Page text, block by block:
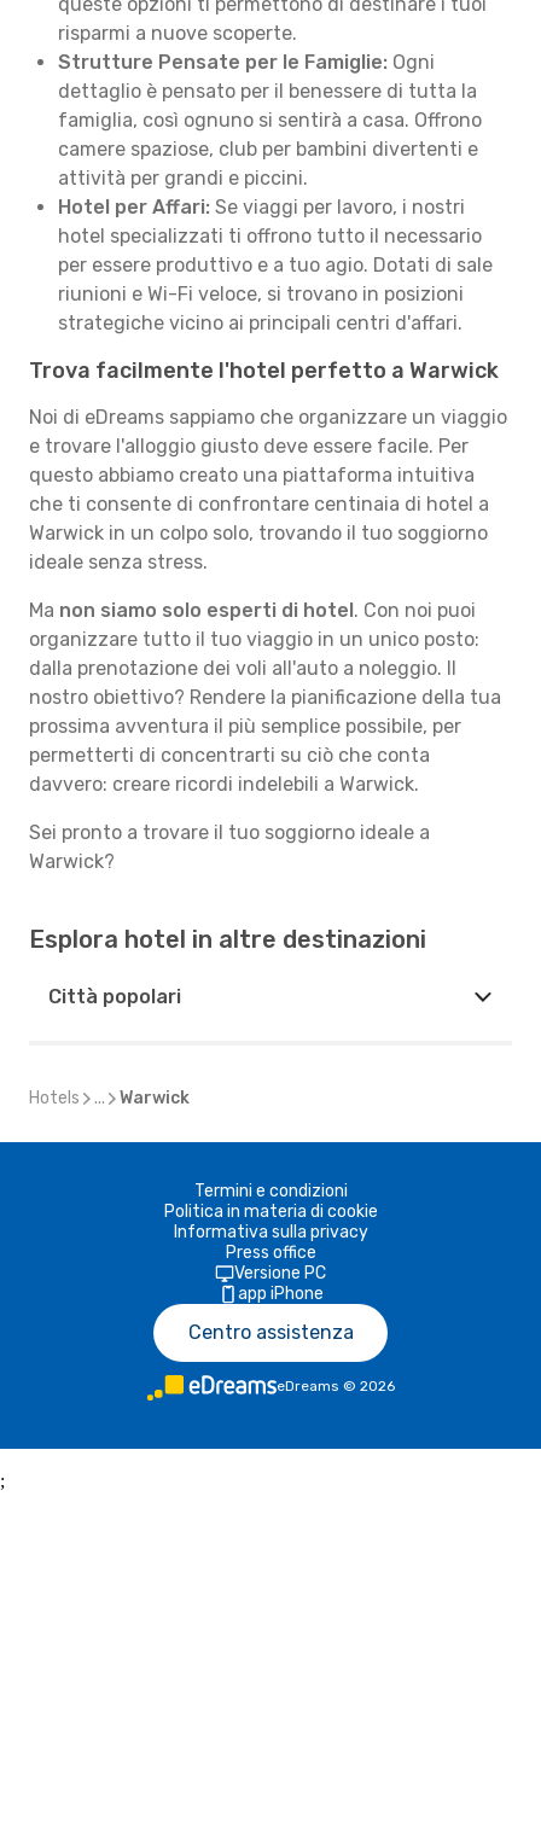
risparmi a nuove scoperte.
Strutture Pensate per le Famiglie: Ogni
dettaglio è pensato per il benessere di tutta la
famiglia, così ognuno si sentirà a casa. Offrono
camere spaziose, club per bambini divertenti e
attività per grandi e piccini.
Hotel per Affari: Se viaggi per lavoro, i nostri
hotel specializzati ti offrono tutto il necessario
per essere produttivo e a tuo agio. Dotati di sale
riunioni e Wi-Fi veloce, si trovano in posizioni
strategiche vicino ai principali centri d'affari.
Trova facilmente l'hotel perfetto a Warwick
Noi di eDreams sappiamo che organizzare un viaggio
e trovare l'alloggio giusto deve essere facile. Per
questo abbiamo creato una piattaforma intuitiva
che ti consente di confrontare centinaia di hotel a
Warwick in un colpo solo, trovando il tuo soggiorno
ideale senza stress.
Ma non siamo solo esperti di hotel. Con noi puoi
organizzare tutto il tuo viaggio in un unico posto:
dalla prenotazione dei voli all'auto a noleggio. Il
nostro obiettivo? Rendere la pianificazione della tua
prossima avventura il più semplice possibile, per
permetterti di concentrarti su ciò che conta
davvero: creare ricordi indelebili a Warwick.
Sei pronto a trovare il tuo soggiorno ideale a
Warwick?
Esplora hotel in altre destinazioni
Città popolari
Hotels ... Warwick
Termini e condizioni
Politica in materia di cookie
Informativa sulla privacy
Press office
Versione PC
app iPhone
Centro assistenza
eDreams © 2026
;